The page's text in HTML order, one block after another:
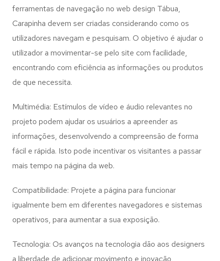
ferramentas de navegação no web design Tábua,
Carapinha devem ser criadas considerando como os
utilizadores navegam e pesquisam. O objetivo é ajudar o
utilizador a movimentar-se pelo site com facilidade,
encontrando com eficiência as informações ou produtos
de que necessita.
Multimédia: Estímulos de vídeo e áudio relevantes no
projeto podem ajudar os usuários a apreender as
informações, desenvolvendo a compreensão de forma
fácil e rápida. Isto pode incentivar os visitantes a passar
mais tempo na página da web.
Compatibilidade: Projete a página para funcionar
igualmente bem em diferentes navegadores e sistemas
operativos, para aumentar a sua exposição.
Tecnologia: Os avanços na tecnologia dão aos designers
a liberdade de adicionar movimento e inovação,